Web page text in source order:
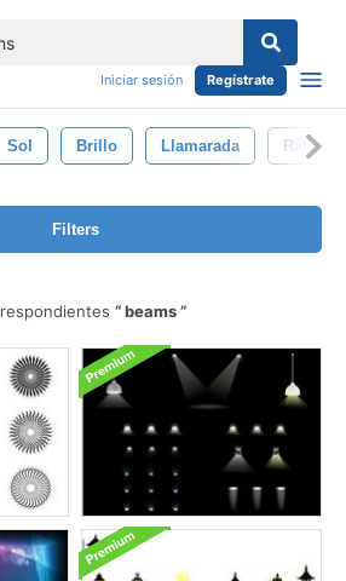
Iniciar sesión Regístrate
Sol Brillo Llamarada Ráfaga
Filters
beams